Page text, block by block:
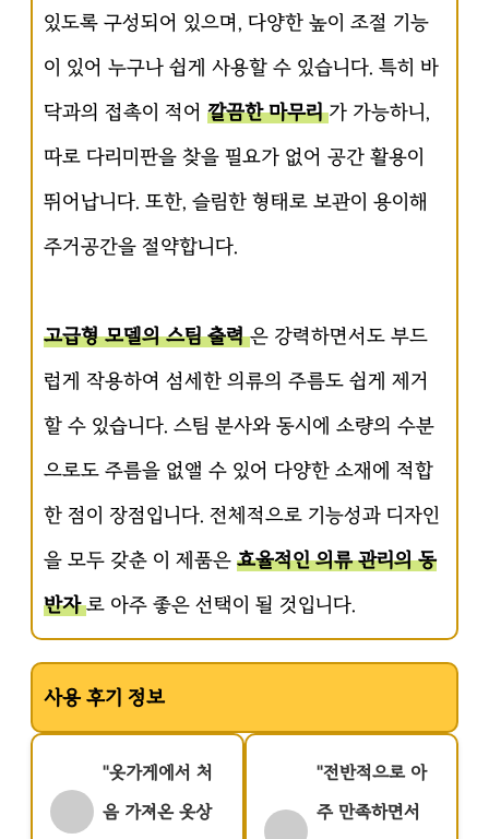
있도록 구성되어 있으며, 다양한 높이 조절 기능
이 있어 누구나 쉽게 사용할 수 있습니다. 특히 바
닥과의 접촉이 적어 깔끔한 마무리가 가능하니,
따로 다리미판을 찾을 필요가 없어 공간 활용이
뛰어납니다. 또한, 슬림한 형태로 보관이 용이해
주거공간을 절약합니다.
고급형 모델의 스팀 출력은 강력하면서도 부드
럽게 작용하여 섬세한 의류의 주름도 쉽게 제거
할 수 있습니다. 스팀 분사와 동시에 소량의 수분
으로도 주름을 없앨 수 있어 다양한 소재에 적합
한 점이 장점입니다. 전체적으로 기능성과 디자인
을 모두 갖춘 이 제품은 효율적인 의류 관리의 동
반자로 아주 좋은 선택이 될 것입니다.
사용 후기 정보
"옷가게에서 처
음 가져온 옷상
"전반적으로 아
주 만족하면서